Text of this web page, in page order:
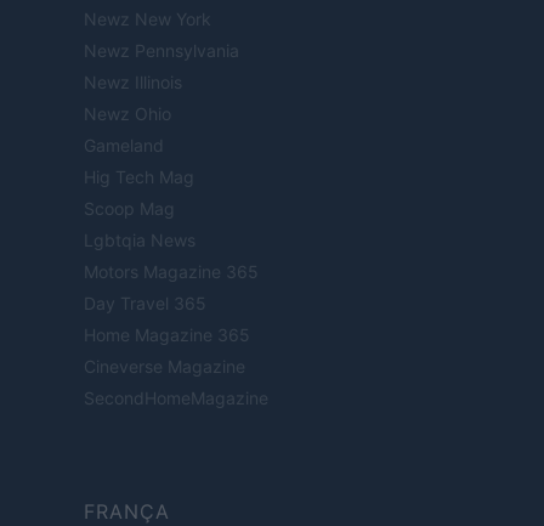
Newz New York
Newz Pennsylvania
Newz Illinois
Newz Ohio
Gameland
Hig Tech Mag
Scoop Mag
Lgbtqia News
Motors Magazine 365
Day Travel 365
Home Magazine 365
Cineverse Magazine
SecondHomeMagazine
FRANÇA